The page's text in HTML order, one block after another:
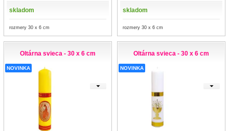
skladom
rozmery 30 x 6 cm
skladom
rozmery 30 x 6 cm
Oltárna svieca - 30 x 6 cm
NOVINKA
Oltárna svieca - 30 x 6 cm
NOVINKA